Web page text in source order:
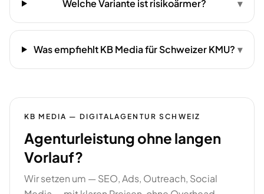
Welche Variante ist risikoärmer? ▾
Was empfiehlt KB Media für Schweizer KMU? ▾
KB MEDIA — DIGITALAGENTUR SCHWEIZ
Agenturleistung ohne langen
Vorlauf?
Wir setzen um — SEO, Ads, Outreach, Social